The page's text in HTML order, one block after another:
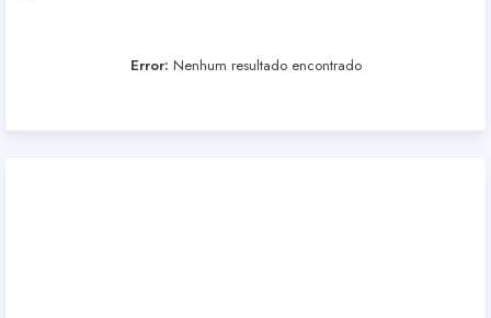
Error: Nenhum resultado encontrado